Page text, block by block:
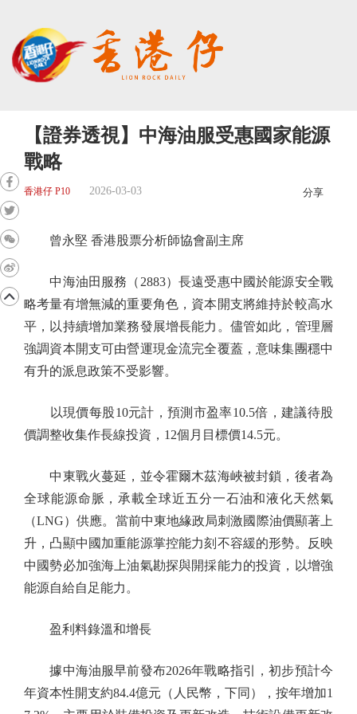
【證券透視】中海油服受惠國家能源
戰略
香港仔 P10 2026-03-03 分享
曾永堅 香港股票分析師協會副主席
中海油田服務（2883）長遠受惠中國於能源安全戰
略考量有增無減的重要角色，資本開支將維持於較高水
平，以持續增加業務發展增長能力。儘管如此，管理層
強調資本開支可由營運現金流完全覆蓋，意味集團穩中
有升的派息政策不受影響。
以現價每股10元計，預測市盈率10.5倍，建議待股
價調整收集作長線投資，12個月目標價14.5元。
中東戰火蔓延，並令霍爾木茲海峽被封鎖，後者為
全球能源命脈，承載全球近五分一石油和液化天然氣
（LNG）供應。當前中東地緣政局刺激國際油價顯著上
升，凸顯中國加重能源掌控能力刻不容緩的形勢。反映
中國勢必加強海上油氣勘探與開採能力的投資，以增強
能源自給自足能力。
盈利料錄溫和增長
據中海油服早前發布2026年戰略指引，初步預計今
年資本性開支約84.4億元（人民幣，下同），按年增加1